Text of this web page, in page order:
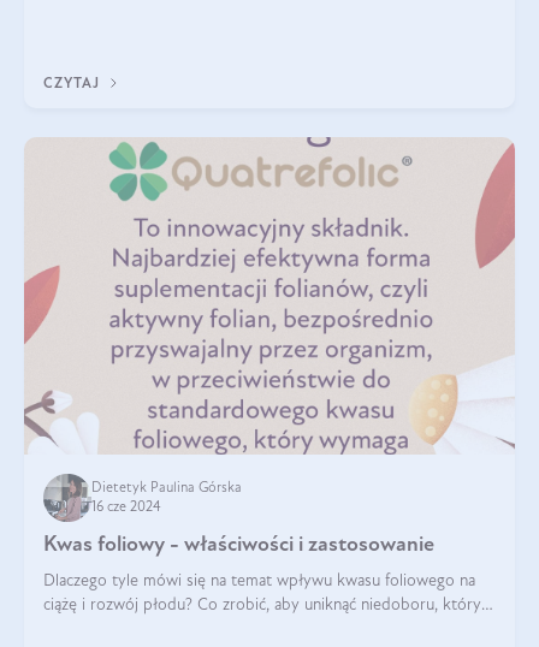
CZYTAJ
Dietetyk Paulina Górska
16 cze 2024
Kwas foliowy - właściwości i zastosowanie
Dlaczego tyle mówi się na temat wpływu kwasu foliowego na
ciążę i rozwój płodu? Co zrobić, aby uniknąć niedoboru, który